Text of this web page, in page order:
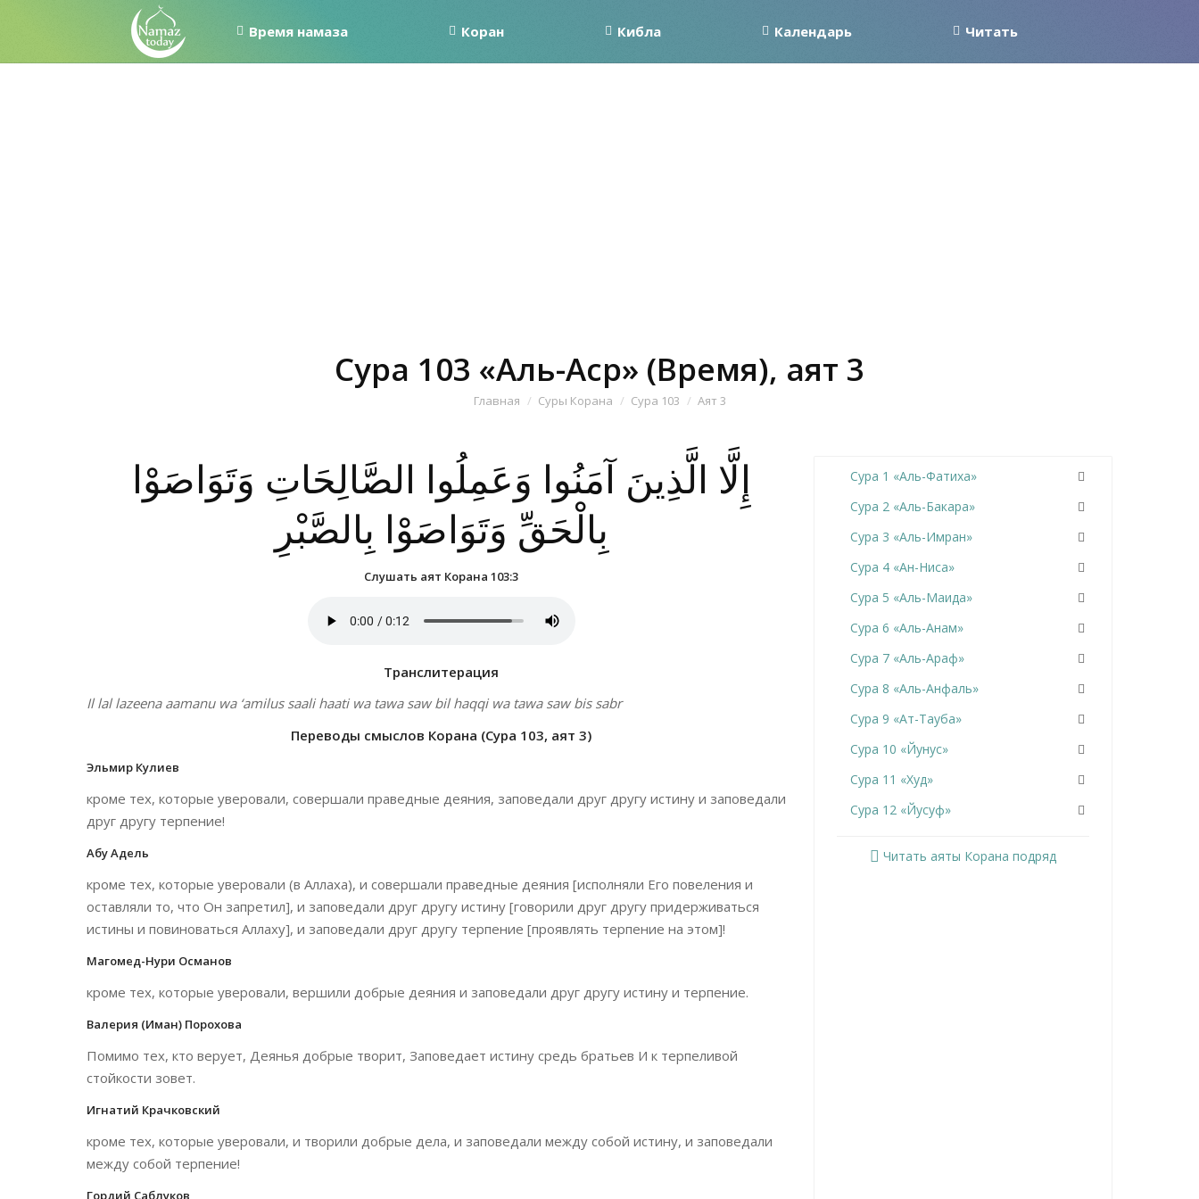
Время намаза Коран Кибла Календарь Читать
Сура 103 «Аль-Аср» (Время), аят 3
Вы здесь:
Главная Суры Корана Сура 103 Аят 3
إِلَّا الَّذِينَ آمَنُوا وَعَمِلُوا الصَّالِحَاتِ وَتَوَاصَوْا
بِالْحَقِّ وَتَوَاصَوْا بِالصَّبْرِ
Слушать аят Корана 103:3
Транслитерация
Il lal lazeena aamanu wa ‘amilus saali haati wa tawa saw bil haqqi wa tawa saw bis sabr
Переводы смыслов Корана (Сура 103, аят 3)
Эльмир Кулиев
кроме тех, которые уверовали, совершали праведные деяния, заповедали друг другу истину и заповедали
друг другу терпение!
Абу Адель
кроме тех, которые уверовали (в Аллаха), и совершали праведные деяния [исполняли Его повеления и
оставляли то, что Он запретил], и заповедали друг другу истину [говорили друг другу придерживаться
истины и повиноваться Аллаху], и заповедали друг другу терпение [проявлять терпение на этом]!
Магомед-Нури Османов
кроме тех, которые уверовали, вершили добрые деяния и заповедали друг другу истину и терпение.
Валерия (Иман) Порохова
Помимо тех, кто верует, Деянья добрые творит, Заповедает истину средь братьев И к терпеливой
стойкости зовет.
Игнатий Крачковский
кроме тех, которые уверовали, и творили добрые дела, и заповедали между собой истину, и заповедали
между собой терпение!
Гордий Саблуков
Сура 1 «Аль-Фатиха»
Сура 2 «Аль-Бакара»
Сура 3 «Аль-Имран»
Сура 4 «Ан-Ниса»
Сура 5 «Аль-Маида»
Сура 6 «Аль-Анам»
Сура 7 «Аль-Араф»
Сура 8 «Аль-Анфаль»
Сура 9 «Ат-Тауба»
Сура 10 «Йунус»
Сура 11 «Худ»
Сура 12 «Йусуф»
Читать аяты Корана подряд